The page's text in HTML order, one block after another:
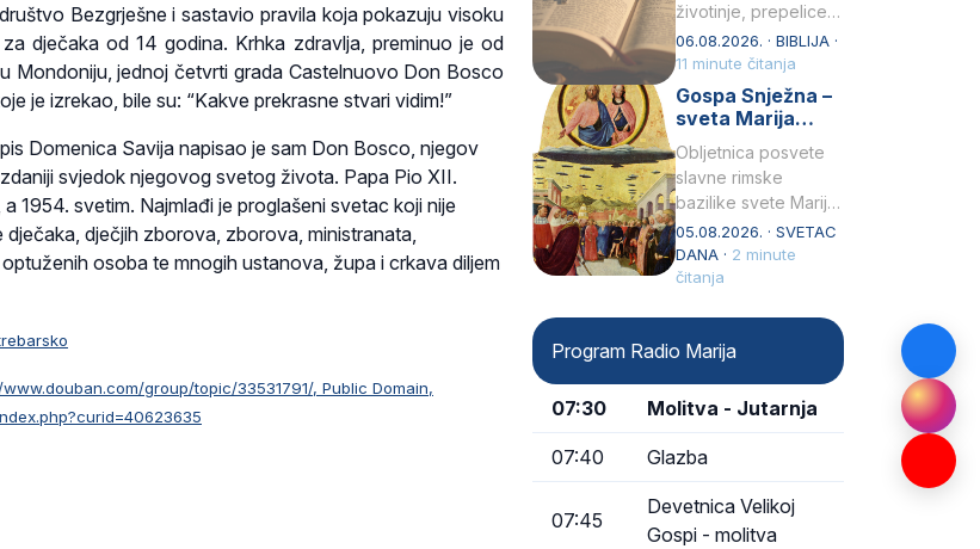
Bezgrješne i sastavio pravila koja pokazuju visoku
dječaka od 14 godina. Krhka zdravlja, preminuo je od
Mondoniju, jednoj četvrti grada Castelnuovo Don Bosco
je izrekao, bile su: “Kakve prekrasne stvari vidim!”
Domenica Savija napisao je sam Don Bosco, njegov
svjedok njegovog svetog života. Papa Pio XII.
1954. svetim. Najmlađi je proglašeni svetac koji nije
dječjih zborova, zborova, ministranata,
osoba te mnogih ustanova, župa i crkava diljem
group/topic/33531791/, Public Domain,
životinje, prepelice
Zato bijahu
primjereno kažnjeni
sličnim životinjamai
mučeni mnoštvom
06.08.2026. · BIBLIJA ·
11 minute čitanja
Gospa Snježna –
sveta Marija
Velika, zaštitnica
rimske bazilike
Obljetnica posvete
slavne rimske
bazilike svete Marije
Velike (Santa Maria
Maggiore) u narodu
se slavi kao Gospa
05.08.2026. · SVETAC
DANA · 2 minute
čitanja
Program Radio Marija
07:30 Molitva - Jutarnja
07:40 Glazba
07:45
Devetnica Velikoj
Gospi - molitva